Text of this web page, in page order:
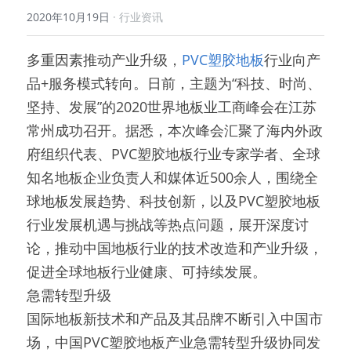
2020年10月19日 · 行业资讯
多重因素推动产业升级， PVC塑胶地板行业向产
品+服务模式转向。日前，主题为“科技、时尚、
坚持、发展”的2020世界地板业工商峰会在江苏
常州成功召开。据悉，本次峰会汇聚了海内外政
府组织代表、PVC塑胶地板行业专家学者、全球
知名地板企业负责人和媒体近500余人，围绕全
球地板发展趋势、科技创新，以及PVC塑胶地板
行业发展机遇与挑战等热点问题，展开深度讨
论，推动中国地板行业的技术改造和产业升级，
促进全球地板行业健康、可持续发展。
急需转型升级
国际地板新技术和产品及其品牌不断引入中国市
场，中国PVC塑胶地板产业急需转型升级协同发